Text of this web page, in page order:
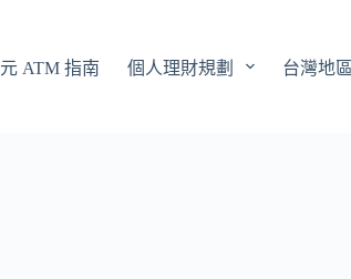
ATM 指南 個人理財規劃 台灣地